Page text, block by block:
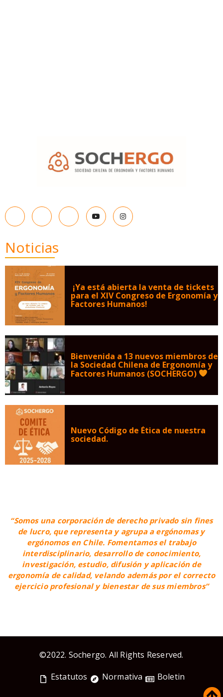
Noticias
¡Ya está abierta la venta de tickets
para el XIV Congreso de Ergonomía y
Factores Humanos!
Bienvenida a 13 nuevos miembros de
la Sociedad Chilena de Ergonomía y
Factores Humanos (SOCHERGO)
Nuevo Código de Ética de nuestra
sociedad.
“Somos una corporación de derecho privado sin fines
de lucro, que representa y agrupa a ergónomas y
ergónomos en Chile. Fomentamos el trabajo
interdisciplinario, desarrollo de conocimiento,
investigación, estudio, difusión y aplicación de
ergonomía de calidad, velando además por el correcto
ejercicio profesional y bienestar de sus miembros”
©2022. Sochergo. All Rights Reserved.
Estatutos
Normativa Boletin